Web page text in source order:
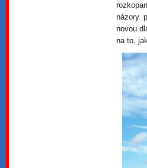
názory
novou
na to,